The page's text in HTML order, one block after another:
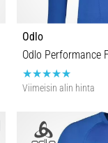
Odlo
Viimeisin alin hinta